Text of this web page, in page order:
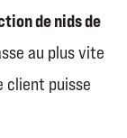
de nids de
au plus vite
client puisse